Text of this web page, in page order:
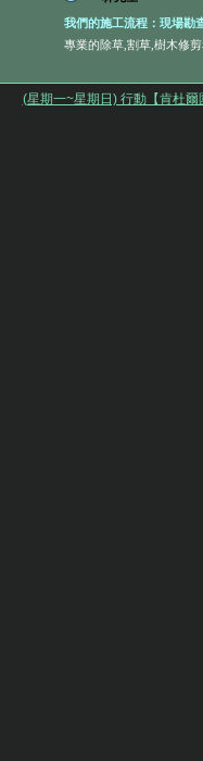
我們的施工流程：現場勘
專業的除草,割草,樹木修
(星期一~星期日) 行動【肯杜